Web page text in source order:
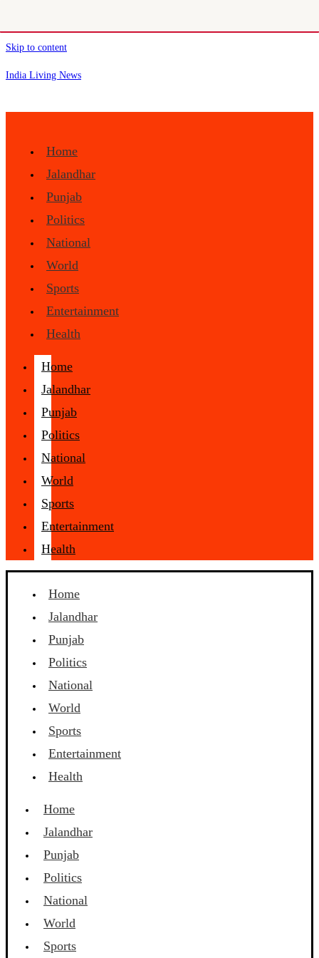
Skip to content
India Living News
Home
Jalandhar
Punjab
Politics
National
World
Sports
Entertainment
Health
Home
Jalandhar
Punjab
Politics
National
World
Sports
Entertainment
Health
Home
Jalandhar
Punjab
Politics
National
World
Sports
Entertainment
Health
Home
Jalandhar
Punjab
Politics
National
World
Sports